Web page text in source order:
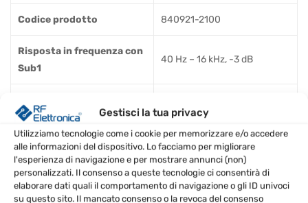
Gestisci la tua privacy
Utilizziamo tecnologie come i cookie per memorizzare e/o accedere
alle informazioni del dispositivo. Lo facciamo per migliorare
l'esperienza di navigazione e per mostrare annunci (non)
personalizzati. Il consenso a queste tecnologie ci consentirà di
elaborare dati quali il comportamento di navigazione o gli ID univoci
su questo sito. Il mancato consenso o la revoca del consenso
Codice prodotto 840921-2100
Risposta in frequenza con
Sub1
40 Hz – 16 kHz, -3 dB
Sub2
37 Hz – 16 kHz, -3 dB
Gamma di frequenza con
Sub1
30 Hz – 18 kHz, -10 dB
Gamma di frequenza con